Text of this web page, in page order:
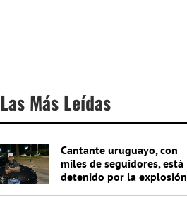
Las Más Leídas
Cantante uruguayo, con
miles de seguidores, está
detenido por la explosión